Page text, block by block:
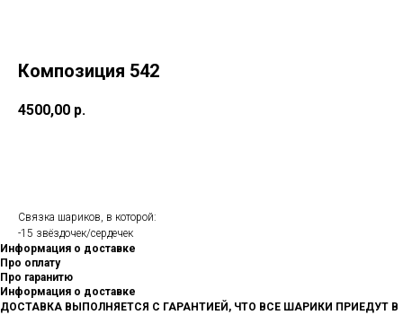
Композиция 542
4500,00 р.
Связка шариков, в которой:
-15 звёздочек/сердечек
Информация о доставке
Про оплату
Про гаранитю
Информация о доставке
ДОСТАВКА ВЫПОЛНЯЕТСЯ С ГАРАНТИЕЙ, ЧТО ВСЕ ШАРИКИ ПРИЕДУТ В